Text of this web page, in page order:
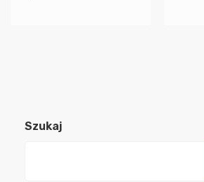
Szukaj